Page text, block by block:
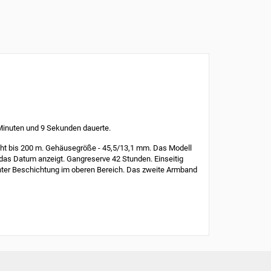
und 9 Sekunden dauerte.
bis 200 m. Gehäusegröße - 45,5/13,1 mm. Das Modell
Datum anzeigt. Gangreserve 42 Stunden. Einseitig
Beschichtung im oberen Bereich. Das zweite Armband